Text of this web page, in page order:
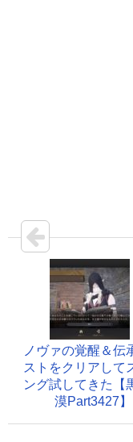
ノヴァの覚醒＆伝
ストをクリアして
ング試してきた【
漠Part3427】